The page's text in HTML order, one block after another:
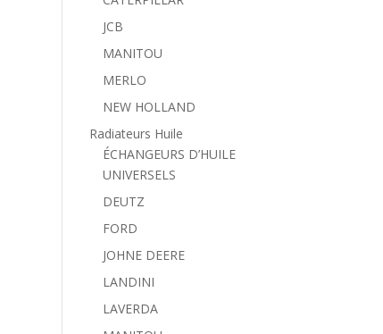
JCB
MANITOU
MERLO
NEW HOLLAND
Radiateurs Huile
ÉCHANGEURS D’HUILE
UNIVERSELS
DEUTZ
FORD
JOHNE DEERE
LANDINI
LAVERDA